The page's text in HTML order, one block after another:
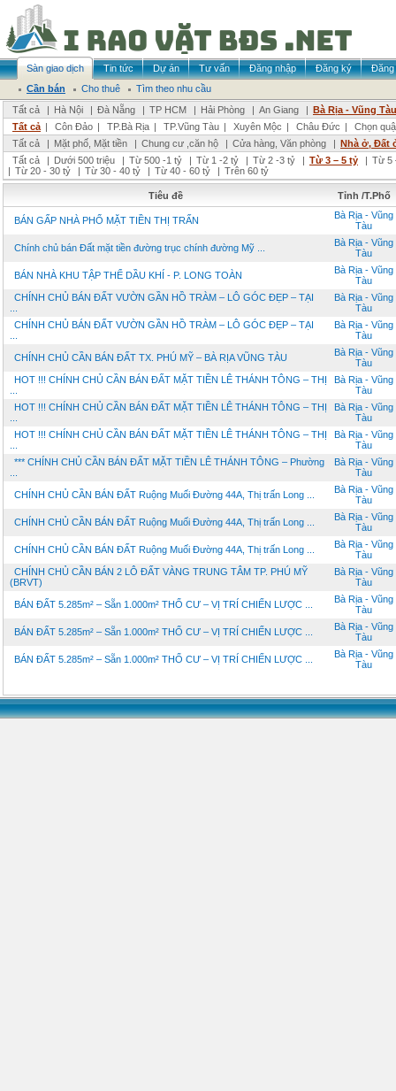
Sàn giao dịch Tin tức Dự án Tư vấn Đăng nhập Đăng ký
Đăng
Cần bán
Cho thuê
Tìm theo nhu cầu
Tất cả
| Hà Nội | Đà Nẵng | TP HCM | Hải Phòng | An Giang | Bà Rịa - Vũng Tàu
Tất cả | Côn Đảo | TP.Bà Rịa | TP.Vũng Tàu | Xuyên Mộc | Châu Đức |
Chọn
Tất cả
| Mặt phố, Mặt tiền | Chung cư ,căn hộ | Cửa hàng, Văn phòng | Nhà ở, Đất
Tất cả
| Dưới 500 triệu | Từ 500 -1 tỷ | Từ 1 -2 tỷ | Từ 2 -3 tỷ | Từ 3 – 5 tỷ | Từ 5
| Từ 20 - 30 tỷ | Từ 30 - 40 tỷ | Từ 40 - 60 tỷ | Trên 60 tỷ
Tiêu đề Tỉnh /T.Phố
BÁN GẤP NHÀ PHỐ MẶT TIỀN THỊ TRẤN
Bà Rịa - Vũng
Tàu
Chính chủ bán Đất mặt tiền đường trục chính đường Mỹ ...
Bà Rịa - Vũng
Tàu
BÁN NHÀ KHU TẬP THỂ DẦU KHÍ - P. LONG TOÀN
Bà Rịa - Vũng
Tàu
CHÍNH CHỦ BÁN ĐẤT VƯỜN GẦN HỒ TRÀM – LÔ GÓC ĐẸP – TẠI
Bà Rịa - Vũng
Tàu
CHÍNH CHỦ BÁN ĐẤT VƯỜN GẦN HỒ TRÀM – LÔ GÓC ĐẸP – TẠI
Bà Rịa - Vũng
Tàu
CHÍNH CHỦ CẦN BÁN ĐẤT TX. PHÚ MỸ – BÀ RỊA VŨNG TÀU
Bà Rịa - Vũng
Tàu
HOT !!! CHÍNH CHỦ CẦN BÁN ĐẤT MẶT TIỀN LÊ THÁNH TÔNG – THỊ
Bà Rịa - Vũng
Tàu
HOT !!! CHÍNH CHỦ CẦN BÁN ĐẤT MẶT TIỀN LÊ THÁNH TÔNG – THỊ
Bà Rịa - Vũng
Tàu
HOT !!! CHÍNH CHỦ CẦN BÁN ĐẤT MẶT TIỀN LÊ THÁNH TÔNG – THỊ
Bà Rịa - Vũng
Tàu
*** CHÍNH CHỦ CẦN BÁN ĐẤT MẶT TIỀN LÊ THÁNH TÔNG – Phường
Bà Rịa - Vũng
Tàu
CHÍNH CHỦ CẦN BÁN ĐẤT Ruộng Muối Đường 44A, Thị trấn Long ...
Bà Rịa - Vũng
Tàu
CHÍNH CHỦ CẦN BÁN ĐẤT Ruộng Muối Đường 44A, Thị trấn Long ...
Bà Rịa - Vũng
Tàu
CHÍNH CHỦ CẦN BÁN ĐẤT Ruộng Muối Đường 44A, Thị trấn Long ...
Bà Rịa - Vũng
Tàu
CHÍNH CHỦ CẦN BÁN 2 LÔ ĐẤT VÀNG TRUNG TÂM TP. PHÚ MỸ
(BRVT)
Bà Rịa - Vũng
Tàu
BÁN ĐẤT 5.285m² – Sẵn 1.000m² THỔ CƯ – VỊ TRÍ CHIẾN LƯỢC ...
Bà Rịa - Vũng
Tàu
BÁN ĐẤT 5.285m² – Sẵn 1.000m² THỔ CƯ – VỊ TRÍ CHIẾN LƯỢC ...
Bà Rịa - Vũng
Tàu
BÁN ĐẤT 5.285m² – Sẵn 1.000m² THỔ CƯ – VỊ TRÍ CHIẾN LƯỢC ...
Bà Rịa - Vũng
Tàu